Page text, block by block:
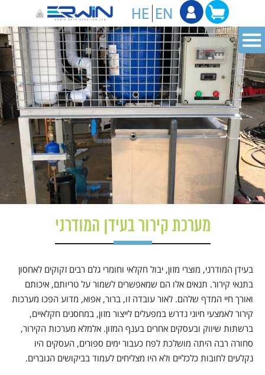
מערכת קירור בעידן המודרני
בעידן המודרני, מוצרי מזון, יבול חקלאי וחומרי גלם רבים זקוקים לאחסון
בתנאי קירור. תנאים אלו הם שמאפשרים לשמור על טריותם, איכותם
ואורך חיי המדף שלהם. לאור עובדה זו, ברור, אפוא, מדוע הפכו מערכות
קירור לאמצעי חיוני נדרש במפעלים לייצור מזון, במחסנים חקלאיים,
ברשתות שיווק ובעסקים אחרים בענף המזון. אלמלא מערכות הקירור,
סחורה רבה היתה מושלכת לפח כעבור ימים ספורים, העסקים היו
נקלעים לחובות כלכליים ולא היו מצליחים לעמוד בביקושים הגוברים.